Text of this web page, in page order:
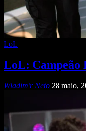
LoL
LoL: Campeão
Wladimir Neto 28 maio,